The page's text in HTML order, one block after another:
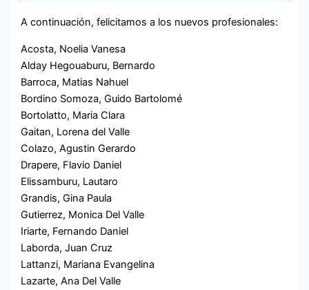
A continuación, felicitamos a los nuevos profesionales:
Acosta, Noelia Vanesa
Alday Hegouaburu, Bernardo
Barroca, Matias Nahuel
Bordino Somoza, Guido Bartolomé
Bortolatto, Maria Clara
Gaitan, Lorena del Valle
Colazo, Agustin Gerardo
Drapere, Flavio Daniel
Elissamburu, Lautaro
Grandis, Gina Paula
Gutierrez, Monica Del Valle
Iriarte, Fernando Daniel
Laborda, Juan Cruz
Lattanzi, Mariana Evangelina
Lazarte, Ana Del Valle